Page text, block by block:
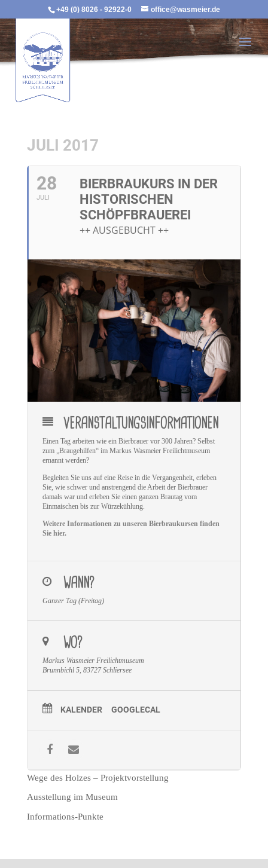
+49 (0) 8026 - 92922-0 office@wasmeier.de
JULI 2017
28
JULI
BIERBRAUKURS IN DER
HISTORISCHEN
SCHÖPFBRAUEREI
++ AUSGEBUCHT ++
VERANSTALTUNGSINFORMATIONEN
Einen Tag arbeiten wie ein Bierbrauer vor 300 Jahren? Selbst
zum „Braugehilfen“ im Markus Wasmeier Freilichtmuseum
ernannt werden?
Begleiten Sie uns auf eine Reise in die Vergangenheit, erleben
Sie, wie schwer und anstrengend die Arbeit der Bierbrauer
damals war und erleben Sie einen ganzen Brautag vom
Einmaischen bis zur Würzekühlung.
Weitere Informationen zu unseren Bierbraukursen finden
Sie hier.
WANN?
Ganzer Tag (Freitag)
WO?
Markus Wasmeier Freilichtmuseum
Brunnbichl 5, 83727 Schliersee
KALENDER GOOGLECAL
Wege des Holzes – Projektvorstellung
Ausstellung im Museum
Informations-Punkte